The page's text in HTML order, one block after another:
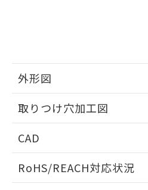
外形図
取りつけ穴加工図
CAD
ドすることができます。
RoHS/REACH対応状況
物質の対応では、対応完
荷製品に未対応品が混在
既に当社にて対応品へ
していることから、特段
り、2022年1月12日より